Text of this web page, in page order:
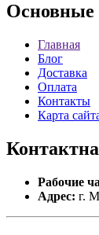
Основные
Главная
Блог
Доставка
Оплата
Контакты
Карта
Рабочие
Адрес: г.